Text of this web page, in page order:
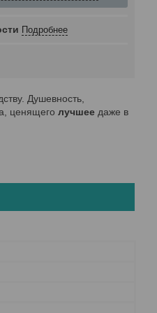
Подробнее
Душевность,
ценящего лучшее даже в